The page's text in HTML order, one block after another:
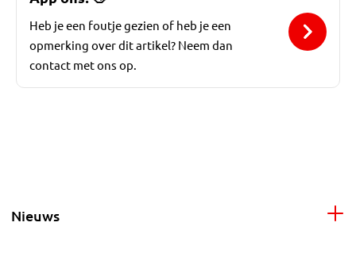
Heb je een foutje gezien of heb je een
opmerking over dit artikel? Neem dan
contact met ons op.
Nieuws